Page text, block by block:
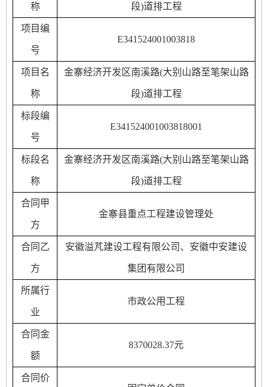
称 段)道排工程
项目编
号
E341524001003818
项目名
称
金寨经济开发区南溪路(大别山路至笔架山路
段)道排工程
标段编
号
E341524001003818001
标段名
称
金寨经济开发区南溪路(大别山路至笔架山路
段)道排工程
合同甲
方
金寨县重点工程建设管理处
合同乙
方
安徽溢芃建设工程有限公司 、 安徽中安建设
集团有限公司
所属行
业
市政公用工程
合同金
额
8370028.37元
合同价